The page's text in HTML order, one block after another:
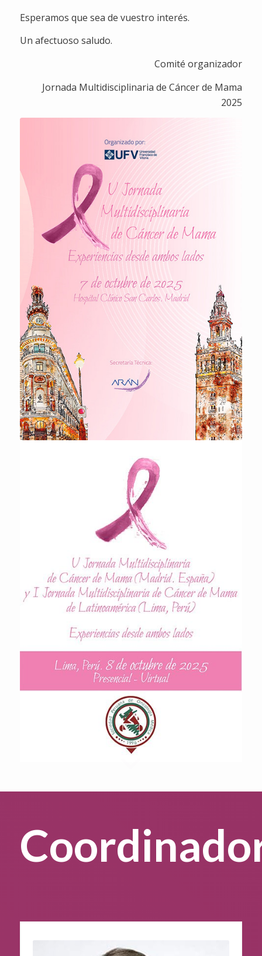
Esperamos que sea de vuestro interés.
Un afectuoso saludo.
Comité organizador
Jornada Multidisciplinaria de Cáncer de Mama
2025